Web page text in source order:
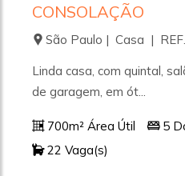
CONSOLAÇÃO
São Paulo | Casa |
Linda casa, com quintal,
de garagem, em ót...
700m² Área Útil 5
22 Vaga(s)